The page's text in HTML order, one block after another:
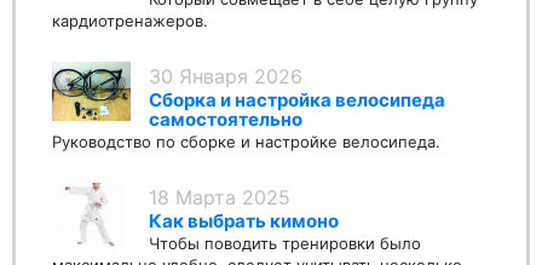
кардиотренажеров.
30 Января 2026
Сборка и настройка велосипеда
самостоятельно
Руководство по сборке и настройке велосипеда.
18 Марта 2025
Как выбрать кимоно
Чтобы поводить тренировки было